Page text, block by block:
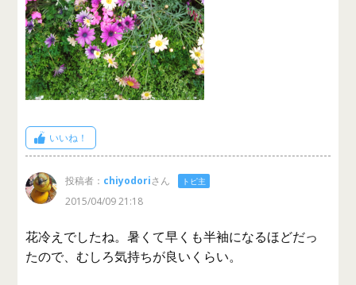
いいね！
投稿者： chiyodoriさん トピ主
2015/04/09 21:18
花冷えでしたね。暑くて早くも半袖になるほどだっ
たので、むしろ気持ちが良いくらい。